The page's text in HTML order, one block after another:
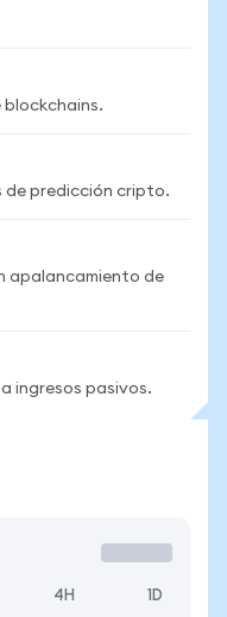
blockchains.
de predicción cripto.
apalancamiento de
ingresos pasivos.
4H 1D